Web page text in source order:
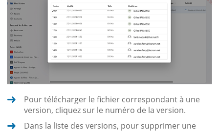
Pour télécharger le fichier correspondant à une
version, cliquez sur le numéro de la version.
Dans la liste des versions, pour supprimer une